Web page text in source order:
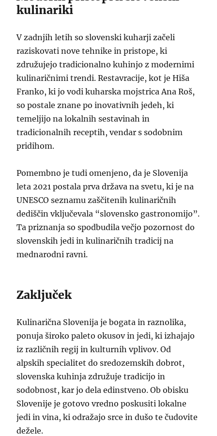
kulinariki
V zadnjih letih so slovenski kuharji začeli
raziskovati nove tehnike in pristope, ki
združujejo tradicionalno kuhinjo z modernimi
kulinaričnimi trendi. Restavracije, kot je Hiša
Franko, ki jo vodi kuharska mojstrica Ana Roš,
so postale znane po inovativnih jedeh, ki
temeljijo na lokalnih sestavinah in
tradicionalnih receptih, vendar s sodobnim
pridihom.
Pomembno je tudi omenjeno, da je Slovenija
leta 2021 postala prva država na svetu, ki je na
UNESCO seznamu zaščitenih kulinaričnih
dediščin vključevala “slovensko gastronomijo”.
Ta priznanja so spodbudila večjo pozornost do
slovenskih jedi in kulinaričnih tradicij na
mednarodni ravni.
Zaključek
Kulinarična Slovenija je bogata in raznolika,
ponuja široko paleto okusov in jedi, ki izhajajo
iz različnih regij in kulturnih vplivov. Od
alpskih specialitet do sredozemskih dobrot,
slovenska kuhinja združuje tradicijo in
sodobnost, kar jo dela edinstveno. Ob obisku
Slovenije je gotovo vredno poskusiti lokalne
jedi in vina, ki odražajo srce in dušo te čudovite
dežele.